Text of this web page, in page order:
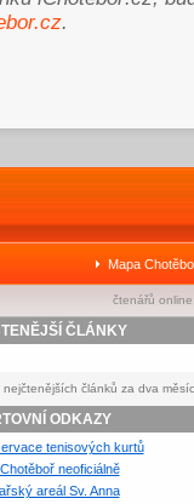
.
Mapa
čtenářů
ČLÁNKY
nejčtenějších článků za dva
ODKAZY
tenisových kurtů
neoficiálně
areál Sv. Anna